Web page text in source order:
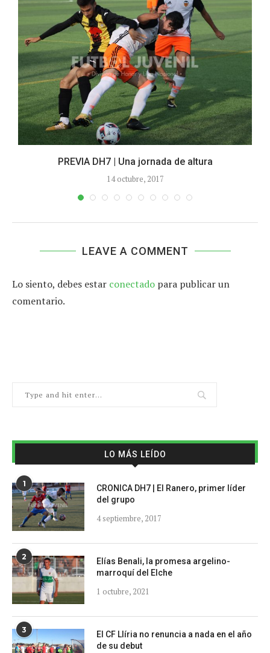
PREVIA DH7 | Una jornada de altura
14 octubre, 2017
LEAVE A COMMENT
Lo siento, debes estar conectado para publicar un
comentario.
LO MÁS LEÍDO
1
CRONICA DH7 | El Ranero, primer líder
del grupo
4 septiembre, 2017
2
Elías Benali, la promesa argelino-
marroquí del Elche
1 octubre, 2021
3
El CF Llíria no renuncia a nada en el año
de su debut